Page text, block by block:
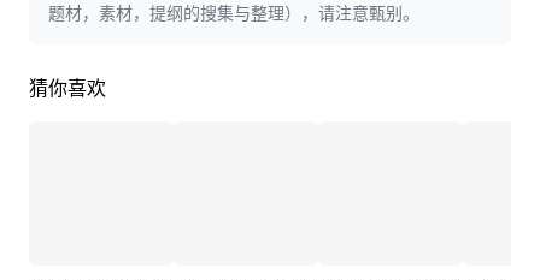
题材，素材，提纲的搜集与整理），请注意甄别。
猜你喜欢